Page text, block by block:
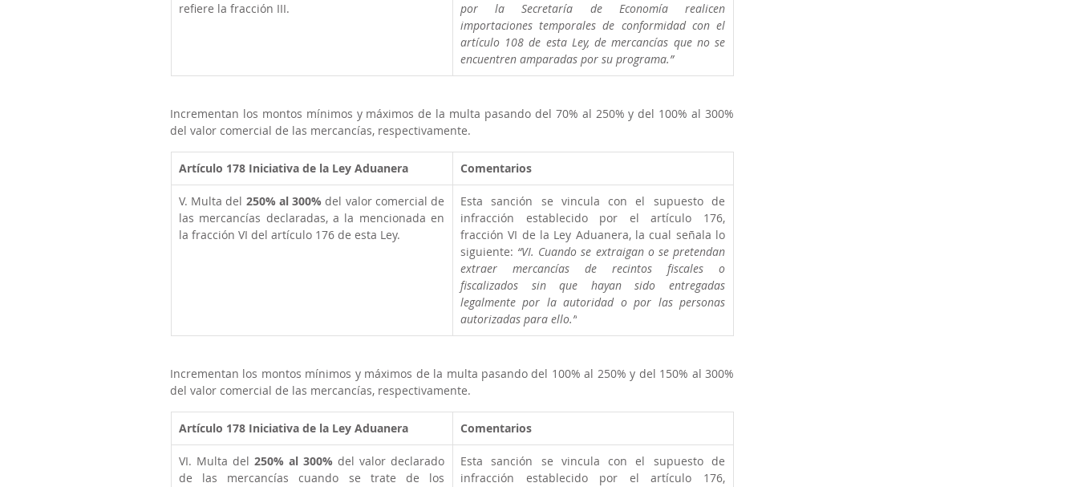
refiere la fracción III.
por la Secretaría de Economía realicen
importaciones temporales de conformidad con el
artículo 108 de esta Ley, de mercancías que no se
encuentren amparadas por su programa.”
Incrementan los montos mínimos y máximos de la multa pasando del 70% al 250% y del 100% al 300%
del valor comercial de las mercancías, respectivamente.
Artículo 178 Iniciativa de la Ley Aduanera Comentarios
V. Multa del 250% al 300% del valor comercial de
las mercancías declaradas, a la mencionada en
la fracción VI del artículo 176 de esta Ley.
Esta sanción se vincula con el supuesto de
infracción establecido por el artículo 176,
fracción VI de la Ley Aduanera, la cual señala lo
siguiente: “VI. Cuando se extraigan o se pretendan
extraer mercancías de recintos fiscales o
fiscalizados sin que hayan sido entregadas
legalmente por la autoridad o por las personas
autorizadas para ello.”
Incrementan los montos mínimos y máximos de la multa pasando del 100% al 250% y del 150% al 300%
del valor comercial de las mercancías, respectivamente.
Artículo 178 Iniciativa de la Ley Aduanera Comentarios
VI. Multa del 250% al 300% del valor declarado
de las mercancías cuando se trate de los
Esta sanción se vincula con el supuesto de
infracción establecido por el artículo 176,